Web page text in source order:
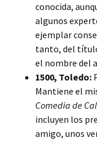
conocida,
algunos
ejemplar
tanto, del
el nombre del
1500, Toledo:
Mantiene el
Comedia de
incluyen los
amigo, unos